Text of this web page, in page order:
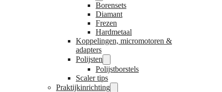
Borensets
Diamant
Frezen
Hardmetaal
Koppelingen, micromotoren &
adapters
Polijsten
Polijstborstels
Scaler tips
Praktijkinrichting